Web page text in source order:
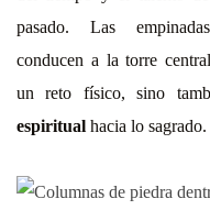
pasado. Las
conducen a la torre
un reto físico, sino
espiritual hacia lo sagrado.